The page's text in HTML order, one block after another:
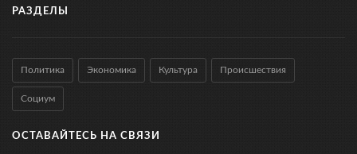
РАЗДЕЛЫ
Политика Экономика Культура Происшествия
Социум
ОСТАВАЙТЕСЬ НА СВЯЗИ